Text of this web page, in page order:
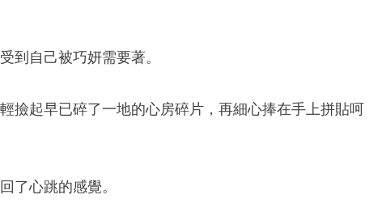
到自己被巧妍需要著。
撿起早已碎了一地的心房碎片，再細心捧在手上拼貼呵
了心跳的感覺。